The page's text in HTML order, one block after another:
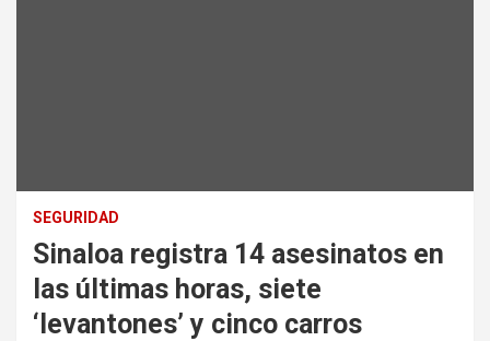
SEGURIDAD
Sinaloa registra 14 asesinatos en
las últimas horas, siete
‘levantones’ y cinco carros